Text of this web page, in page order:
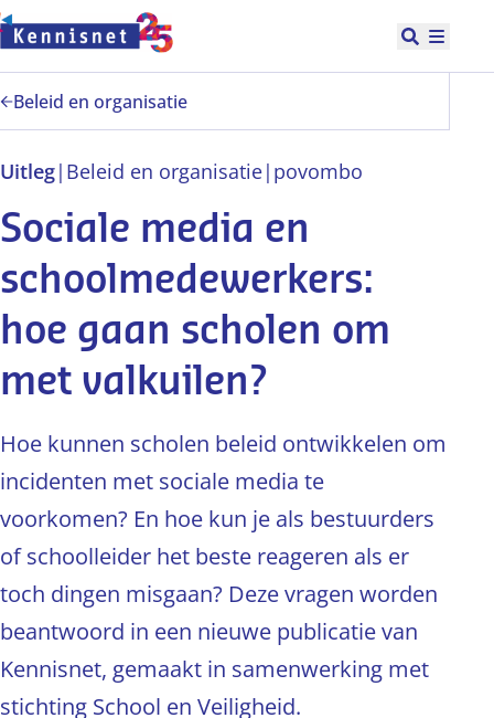
Doorgaan naar hoofdinhoud
Open
Beleid en organisatie
Uitleg| Beleid en organisatie| povombo
Sociale media en
schoolmedewerkers:
hoe gaan scholen om
met valkuilen?
Hoe kunnen scholen beleid ontwikkelen om
incidenten met sociale media te
voorkomen? En hoe kun je als bestuurders
of schoolleider het beste reageren als er
toch dingen misgaan? Deze vragen worden
beantwoord in een nieuwe publicatie van
Kennisnet, gemaakt in samenwerking met
stichting School en Veiligheid.